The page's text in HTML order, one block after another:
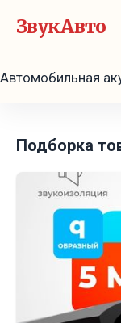
ЗвукАвто
Автомобильная
Подборка